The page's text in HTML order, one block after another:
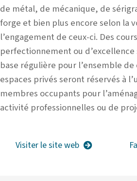
de métal, de mécanique, de
forge et bien plus encore selon la
l’engagement de ceux-ci. Des
perfectionnement ou
base régulière pour l’ensemble
espaces privés seront réservés à
membres occupants pour
activité professionnelles ou de
Visiter le site web